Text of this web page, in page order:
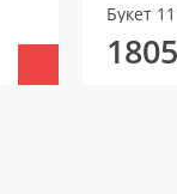
Букет